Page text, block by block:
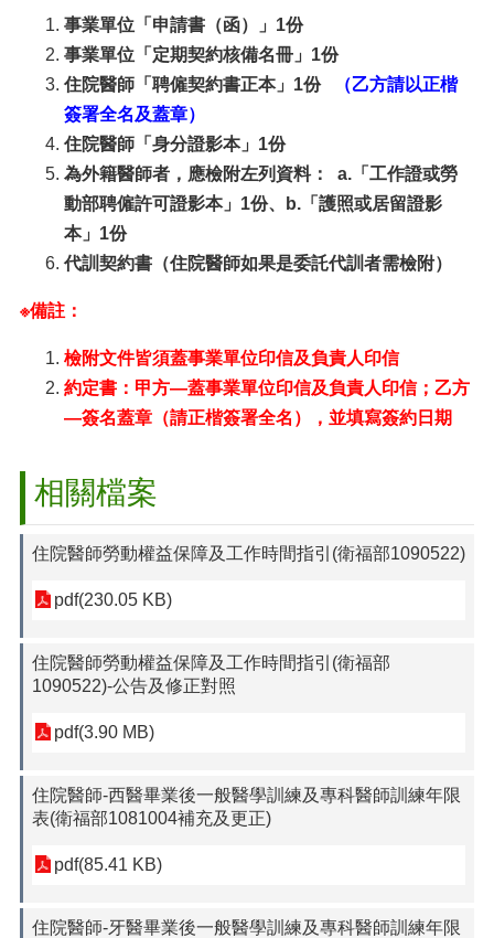
事業單位「申請書（函）」1份
事業單位「定期契約核備名冊」1份
住院醫師「聘僱契約書正本」1份
（乙方請以正楷
簽署全名及蓋章）
住院醫師「身分證影本」1份
為外籍醫師者，應檢附左列資料： a.「工作證或勞
動部聘僱許可證影本」1份、b.「護照或居留證影
本」1份
代訓契約書（住院醫師如果是委託代訓者需檢附）
※備註：
檢附文件皆須蓋事業單位印信及負責人印信
約定書：甲方—蓋事業單位印信及負責人印信；乙方
—簽名蓋章（請正楷簽署全名），並填寫簽約日期
相關檔案
住院醫師勞動權益保障及工作時間指引(衛福部1090522)
pdf(230.05 KB)
住院醫師勞動權益保障及工作時間指引(衛福部
1090522)-公告及修正對照
pdf(3.90 MB)
住院醫師-西醫畢業後一般醫學訓練及專科醫師訓練年限
表(衛福部1081004補充及更正)
pdf(85.41 KB)
住院醫師-牙醫畢業後一般醫學訓練及專科醫師訓練年限